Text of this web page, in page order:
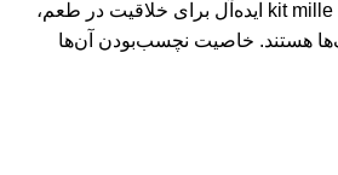
قالب سیلیکونی kit mille bolle ایده‌آل برای خلاقیت در طعم،
هستند. خاصیت نچسب‌بودن آن‌ها